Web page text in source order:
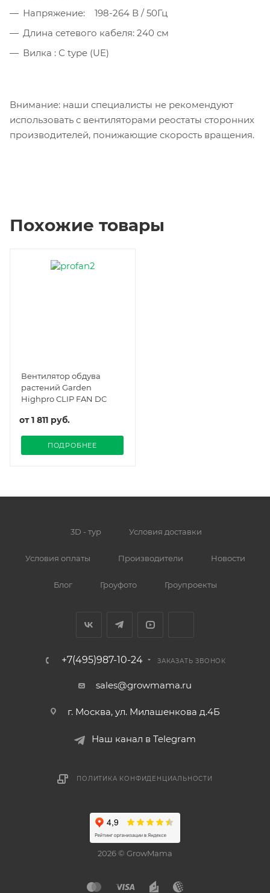
Напряжение: 198-264 В / 50Гц
Длина сетевого кабеля: 240 см
Вилка : С type (UE)
Внимание: наши специалисты не рекомендуют
использовать с вентиляторами реостаты сторонних
производителей, понижающие скорость вращения.
Похожие товары
Вентилятор обдува
растений Garden
Highpro CLIP FAN DC
от1 811 руб.
ПОДРОБНЕЕ
3D - тур Условия доставки
Условия оплаты Производители Новости
Блог Гроуфото Гроупроекты
+7(495)987-10-24 ЗАКАЗАТЬ ЗВОНОК
sales@growmama.ru
г. Москва, ул. Милашенкова д.4Б
Наш канал в Telegram
ПОЛИТИКА КОНФИДЕНЦИАЛЬНОСТИ
2026 © GrowMama